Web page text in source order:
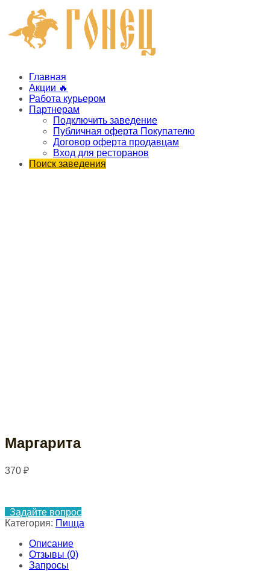
Главная
Акции 🔥
Работа курьером
Партнерам
Подключить заведение
Публичная оферта Покупателю
Договор оферта продавцам
Вход для ресторанов
Поиск заведения
Маргарита
370 ₽
Задайте вопрос
Категория: Пицца
Описание
Отзывы (0)
Запросы